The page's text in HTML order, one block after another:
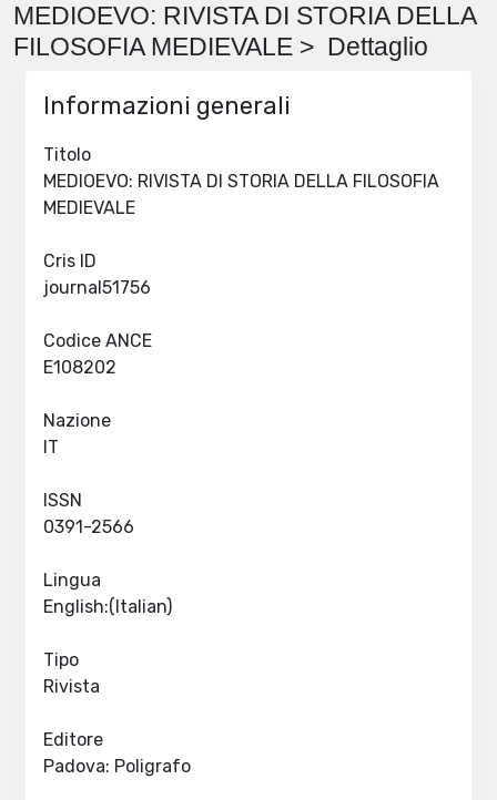
MEDIOEVO: RIVISTA DI STORIA DELLA
FILOSOFIA MEDIEVALE > Dettaglio
Informazioni generali
Titolo
MEDIOEVO: RIVISTA DI STORIA DELLA FILOSOFIA
Cris ID
Codice ANCE
Nazione
ISSN
Lingua
Tipo
Rivista
Editore
Padova: Poligrafo